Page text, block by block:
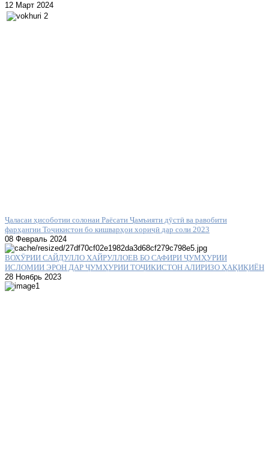
12 Март 2024
Ҷаласаи ҳисоботии солонаи Раёсати Ҷамъияти дӯстӣ ва равобити
фарҳангии Тоҷикистон бо кишварҳои хориҷӣ дар соли 2023
08 Февраль 2024
ВОХӮРИИ САЙДУЛЛО ХАЙРУЛЛОЕВ БО САФИРИ ҶУМҲУРИИ
ИСЛОМИИ ЭРОН ДАР ҶУМҲУРИИ ТОҶИКИСТОН АЛИРИЗО ҲАҚИҚИЁН
28 Ноябрь 2023